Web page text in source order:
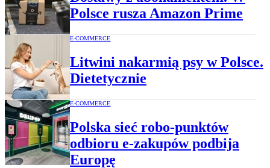
Polsce rusza Amazon Prime
E-COMMERCE
Litwini nakarmią psy w Polsce.
Dietetycznie
E-COMMERCE
Polska sieć robo-punktów
odbioru e-zakupów podbija
Europę